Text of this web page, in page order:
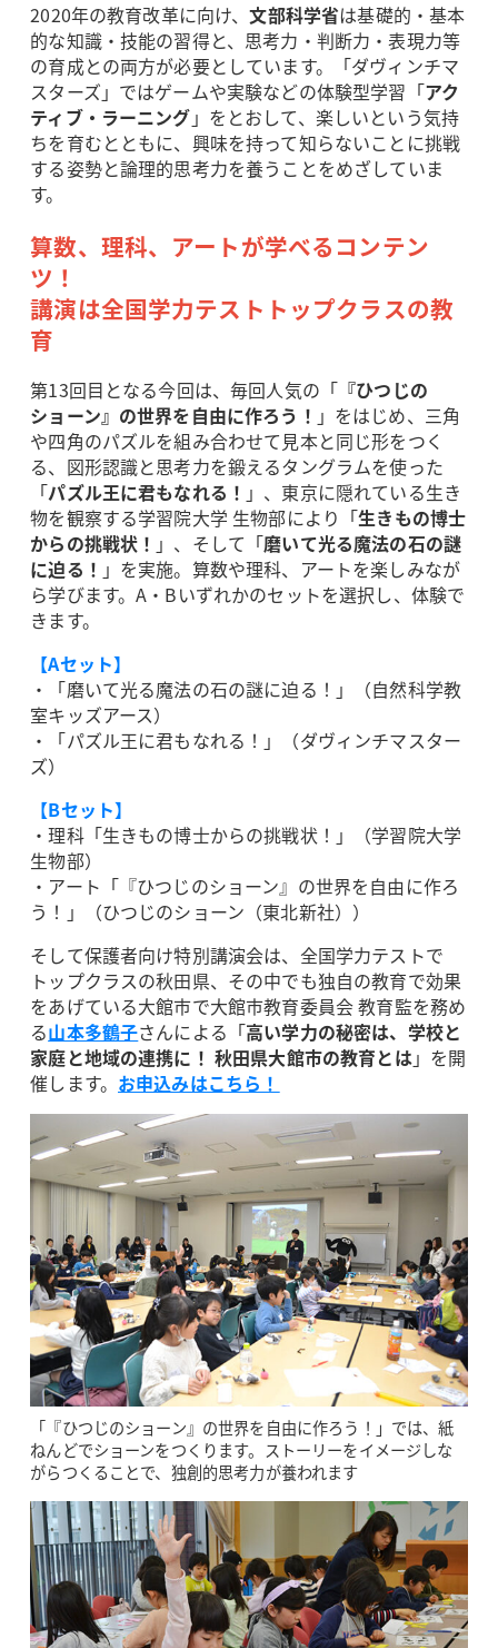
2020年の教育改革に向け、文部科学省は基礎的・基本
的な知識・技能の習得と、思考力・判断力・表現力等
の育成との両方が必要としています。「ダヴィンチマ
スターズ」ではゲームや実験などの体験型学習「アク
ティブ・ラーニング 」をとおして、楽しいという気持
ちを育むとともに、興味を持って知らないことに挑戦
する姿勢と論理的思考力を養うことをめざしていま
す。
算数、理科、アートが学べるコンテン
ツ！
講演は全国学力テストトップクラスの教
育
第13回目となる今回は、毎回人気の「 『ひつじの
ショーン』の世界を自由に作ろう！ 」をはじめ、三角
や四角のパズルを組み合わせて見本と同じ形をつく
る、図形認識と思考力を鍛えるタングラムを使った
「パズル王に君もなれる！ 」、東京に隠れている生き
物を観察する学習院大学 生物部により「生きもの博士
からの挑戦状！ 」、そして「磨いて光る魔法の石の謎
に迫る！ 」を実施。算数や理科、アートを楽しみなが
ら学びます。A・Bいずれかのセットを選択し、体験で
きます。
【Aセット】
・「磨いて光る魔法の石の謎に迫る！」（自然科学教
室キッズアース）
・「パズル王に君もなれる！」（ダヴィンチマスター
ズ）
【Bセット】
・理科「生きもの博士からの挑戦状！」（学習院大学
生物部）
・アート「『ひつじのショーン』の世界を自由に作ろ
う！」（ひつじのショーン（東北新社））
そして保護者向け特別講演会は、全国学力テストで
トップクラスの秋田県、その中でも独自の教育で効果
をあげている大館市で大館市教育委員会 教育監を務め
る山本多鶴子さんによる「高い学力の秘密は、学校と
家庭と地域の連携に！ 秋田県大館市の教育とは」を開
催します。 お申込みはこちら！
「『ひつじのショーン』の世界を自由に作ろう！」では、紙
ねんどでショーンをつくります。ストーリーをイメージしな
がらつくることで、独創的思考力が養われます